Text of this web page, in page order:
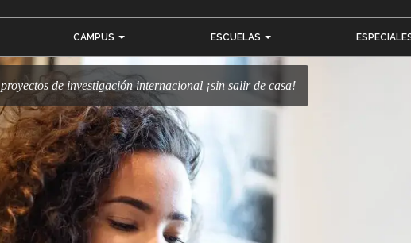
CAMPUS ESCUELAS
proyectos de investigación internacional ¡sin salir de casa!